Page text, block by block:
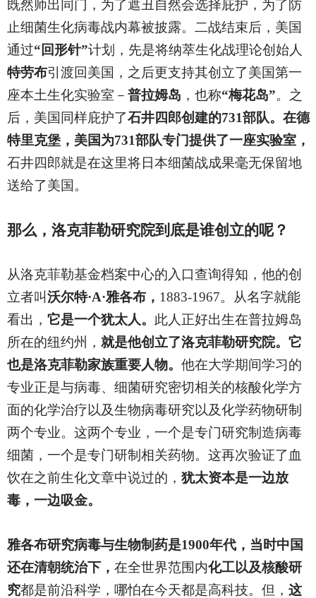
既然师出同门，为了遮丑自然会选择庇护，为了防
止细菌生化病毒战内幕被披露。二战结束后，美国
通过“回形针”计划，先是将纳萃生化战理论创始人
特劳布引渡回美国，之后更支持其创立了美国第一
座本土生化实验室－ 普拉姆岛 ，也称“梅花岛”。之
后，美国同样庇护了石井四郎创建的731部队。在德
特里克堡，美国为731部队专门提供了一座实验室，
石井四郎就是在这里将日本细菌战成果毫无保留地
送给了美国。
那么，洛克菲勒研究院到底是谁创立的呢？
从洛克菲勒基金档案中心的入口查询得知，他的创
立者叫沃尔特·A·雅各布， 1883-1967。从名字就能
看出， 它是一个犹太人。 此人正好出生在普拉姆岛
所在的纽约州， 就是他创立了洛克菲勒研究院。它
也是洛克菲勒家族重要人物。 他在大学期间学习的
专业正是与病毒、细菌研究密切相关的核酸化学方
面的化学治疗以及生物病毒研究以及化学药物研制
两个专业。这两个专业，一个是专门研究制造病毒
细菌，一个是专门研制相关药物。这再次验证了血
饮在之前生化文章中说过的， 犹太资本是一边放
毒，一边吸金。
雅各布研究病毒与生物制药是1900年代，当时中国
还在清朝统治下， 在全世界范围内化工以及核酸研
究都是前沿科学，哪怕在今天都是高科技。但， 这